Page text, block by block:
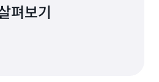
펴보기